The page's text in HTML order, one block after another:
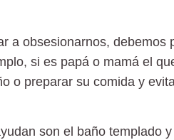
a obsesionarnos, debemos
si es papá o mamá el
o preparar su comida y
son el baño templado